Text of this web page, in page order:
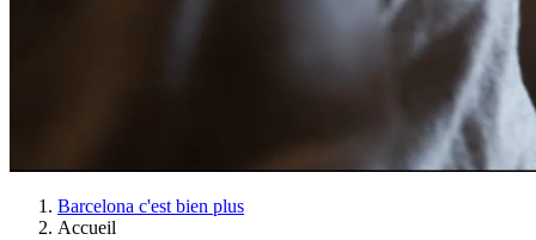
Barcelona c'est bien plus
Accueil